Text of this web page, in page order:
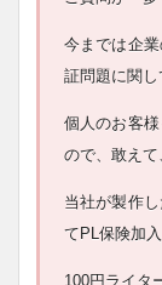
今までは企
証問題に関し
個人のお客
ので、敢えて
当社が製作
てPL保険加
100円ライタ